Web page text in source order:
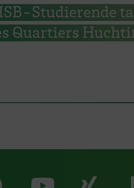
Studierende
Quartiers